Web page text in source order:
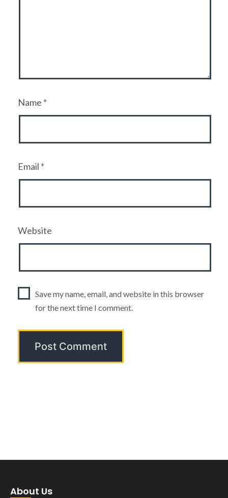
Name *
Email *
Website
Save my name, email, and website in this browser
for the next time I comment.
About Us